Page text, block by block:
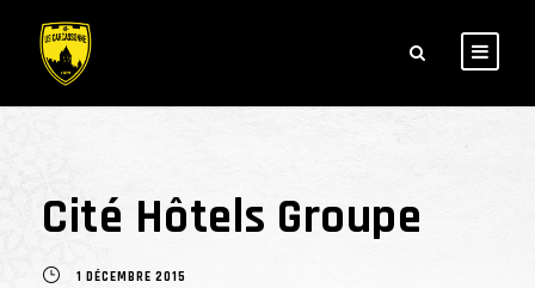
Cité Hôtels Groupe
1 DÉCEMBRE 2015